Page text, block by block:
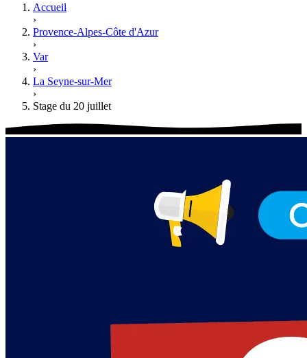
Accueil
›
Provence-Alpes-Côte d'Azur
›
Var
›
La Seyne-sur-Mer
›
Stage du 20 juillet